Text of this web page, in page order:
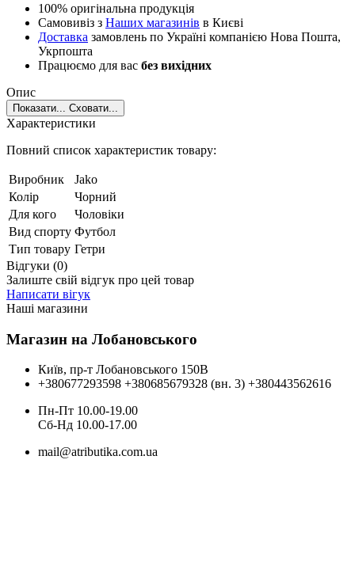
100% оригінальна продукція
Самовивіз з Наших магазинів в Києві
Доставка замовлень по Україні компанією Нова Пошта,
Укрпошта
Працюємо для вас без вихідних
Опис
Показати... Сховати...
Характеристики
Повний список характеристик товару:
Виробник
Jako
Колір
Чорний
Для кого
Чоловіки
Вид спорту Футбол
Тип товару Гетри
Відгуки (0)
Залиште свій відгук про цей товар
Написати вігук
Наші магазини
Магазин на Лобановського
Київ, пр-т Лобановського 150В
+380677293598 +380685679328 (вн. 3) +380443562616
Пн-Пт 10.00-19.00
Cб-Нд 10.00-17.00
mail@atributika.com.ua